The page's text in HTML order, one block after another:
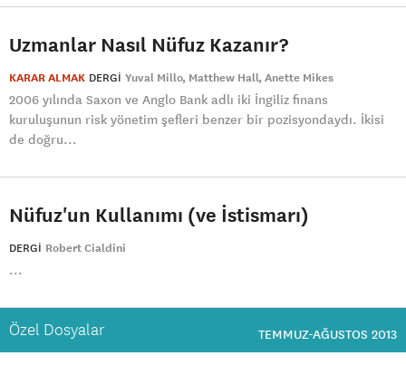
Uzmanlar Nasıl Nüfuz Kazanır?
KARAR ALMAK DERGI Yuval Millo Matthew Hall Anette Mikes
2006 yılında Saxon ve Anglo Bank adlı iki İngiliz finans
kuruluşunun risk yönetim şefleri benzer bir pozisyondaydı. İkisi
de doğru...
Nüfuz'un Kullanımı (ve İstismarı)
DERGI Robert Cialdini
...
Özel Dosyalar TEMMUZ-AĞUSTOS 2013